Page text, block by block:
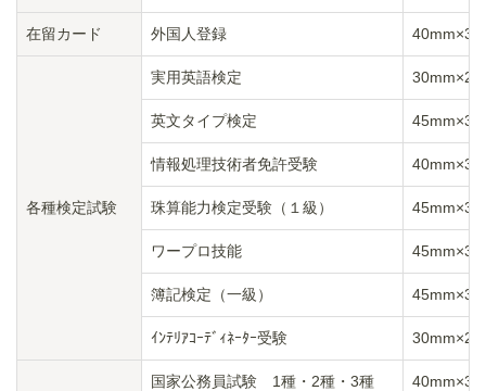
在留カード 外国人登録
各種検定試験
実用英語検定
英文タイプ検定
情報処理技術者免許受験
珠算能力検定受験（１級）
ワープロ技能
簿記検定（一級）
ｲﾝﾃﾘｱｺｰﾃﾞｨﾈｰﾀｰ受験
国家公務員試験 1種・2種・3種